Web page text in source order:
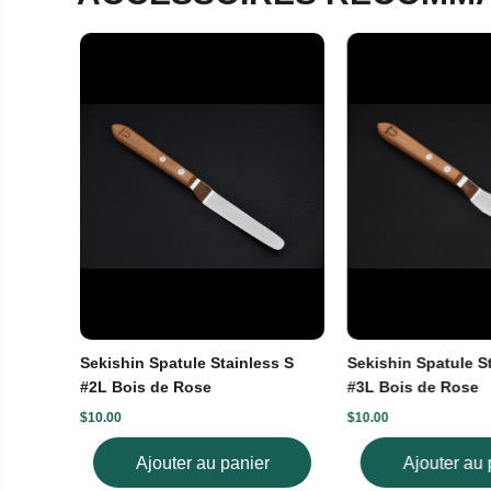
Sekishin Spatule Stainless S
#2L Bois de Rose
$10.00
Ajouter au panier
Sekishin Spatule
#3L Bois de Rose
$10.00
Ajouter au
Les
Toute